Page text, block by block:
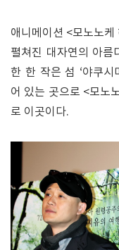
애니메이션 <모노노케
펼쳐진 대자연의 아름
한 한 작은 섬 ‘야쿠시
어 있는 곳으로 <모노
로 이곳이다.